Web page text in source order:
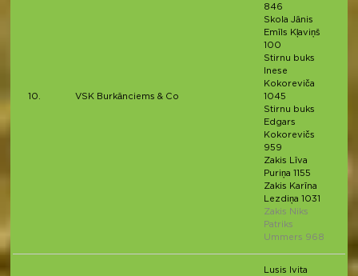
10. VSK Burkānciems & Co
846
Skola Jānis
Emīls Kļaviņš
100
Stirnu buks
Inese
Kokoreviča
1045
Stirnu buks
Edgars
Kokorevičs
959
Zakis Līva
Puriņa 1155
Zakis Karīna
Lezdiņa 1031
Zakis Niks
Patriks
Ummers 968
Lusis Ivita